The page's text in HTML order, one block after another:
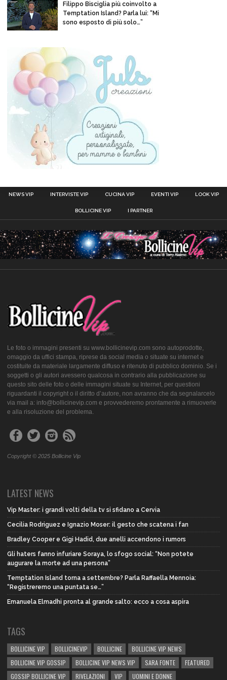
Filippo Bisciglia più coinvolto a
Temptation Island? Parla lui: “Mi
sono esposto di più solo…”
NEWS VIP INTERVISTE VIP CUCINA VIP EVENTI VIP LOOK VIP
BOLLICINE VIP I PARTNER
Le foto o immagini presenti su www.bollicinevip.com sono autoprodotte,
omaggio da uffici stampa, riprese da social media o situate su internet e
costituite da materiale largamente diffuso e ritenuto di pubblico dominio. Se i
soggetti o gli autori avessero qualcosa in contrario alla pubblicazione su
questo sito delle foto o delle immagini situate su Internet, per questioni
riguardanti il copyright o il diritto d’autore, non avranno che da segnalarcelo
via mail a: info@bollicinevip.com e provvederemo prontamente a rimuoverle
e alla risoluzione del problema.
Copyright © 2025 Bollicine Vip
LATEST NEWS
Vip Master: i grandi volti della tv si sfidano a Cervia
Cecilia Rodriguez e Ignazio Moser: il gesto che scatena i fan
Bradley Cooper e Gigi Hadid, due anelli accendono i rumors
Gli haters fanno infuriare Soraya, lo sfogo social: “Non potete
augurare la morte ad una persona”
Temptation Island torna a settembre? Parla Raffaella Mennoia:
“Registreremo una puntata se…”
Emanuela Elmadhi pronta al grande salto: ecco a cosa aspira
TAGS
BOLLICINE VIP BOLLICINEVIP BOLLICINE
BOLLICINE VIP NEWS
BOLLICINE VIP GOSSIP
BOLLICINE VIP NEWS VIP SARA FONTE
FEATURED
GOSSIP BOLLICINE VIP
RIVELAZIONI VIP UOMINI E DONNE